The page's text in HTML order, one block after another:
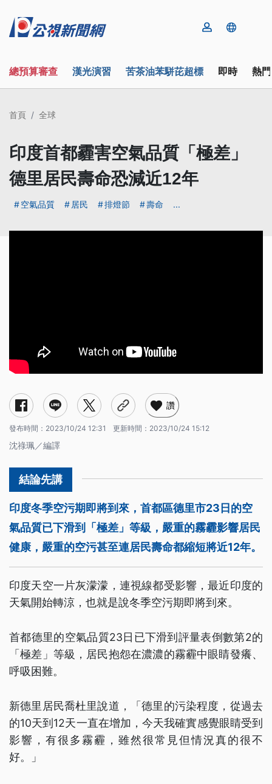
總預算審查 漢光演習 苦茶油苯駢芘超標 即時 熱
首頁 全球
印度首都霾害空氣品質「極差」
德里居民壽命恐減近12年
空氣品質 居民 排燈節 壽命 ...
讚
發布時間： 2023/10/24 12:31 更新時間： 2023/10/24 15:12
沈祿珮／編譯
印度冬季空污期即將到來，首都區德里市23日的空
氣品質已下滑到「極差」等級，嚴重的霧霾影響居民
健康，嚴重的空污甚至連居民壽命都縮短將近12年。
印度天空一片灰濛濛，連視線都受影響，最近印度的
天氣開始轉涼，也就是說冬季空污期即將到來。
首都德里的空氣品質23日已下滑到評量表倒數第2的
「極差」等級，居民抱怨在濃濃的霧霾中眼睛發癢、
呼吸困難。
新德里居民喬杜里說道，「德里的污染程度，從過去
的10天到12天一直在增加，今天我確實感覺眼睛受到
影響，有很多霧霾，雖然很常見但情況真的很不
好。」